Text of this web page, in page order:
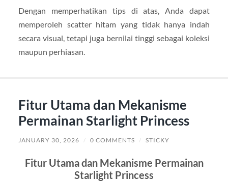
Dengan memperhatikan tips di atas, Anda dapat
memperoleh scatter hitam yang tidak hanya indah
secara visual, tetapi juga bernilai tinggi sebagai koleksi
maupun perhiasan.
Fitur Utama dan Mekanisme
Permainan Starlight Princess
JANUARY 30, 2026 / 0 COMMENTS / STICKY
Fitur Utama dan Mekanisme Permainan
Starlight Princess